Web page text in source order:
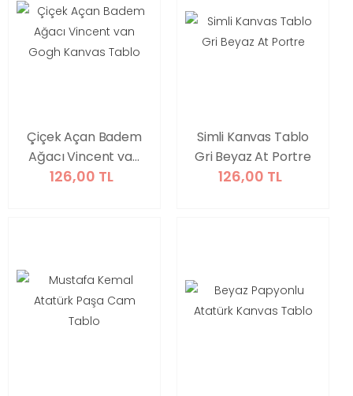
Çiçek Açan Badem
Ağacı Vincent van
Gogh Kanvas Tablo
126,00 TL
Simli Kanvas Tablo
Gri Beyaz At Portre
126,00 TL